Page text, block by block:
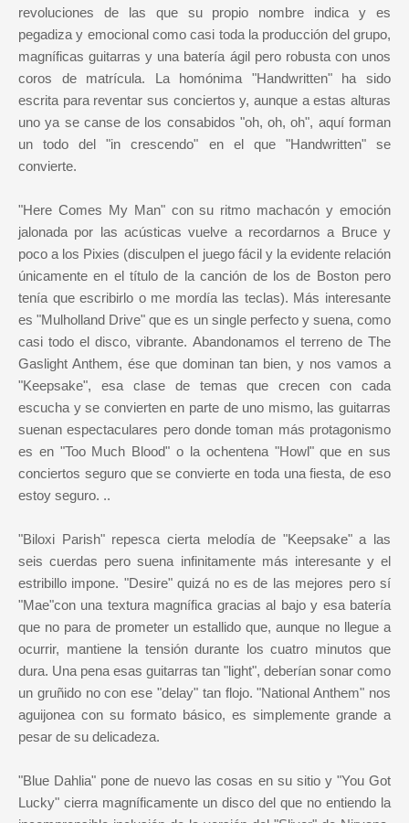
revoluciones de las que su propio nombre indica y es
pegadiza y emocional como casi toda la producción del grupo,
magníficas guitarras y una batería ágil pero robusta con unos
coros de matrícula. La homónima "Handwritten" ha sido
escrita para reventar sus conciertos y, aunque a estas alturas
uno ya se canse de los consabidos "oh, oh, oh", aquí forman
un todo del "in crescendo" en el que "Handwritten" se
convierte.
"Here Comes My Man" con su ritmo machacón y emoción
jalonada por las acústicas vuelve a recordarnos a Bruce y
poco a los Pixies (disculpen el juego fácil y la evidente relación
únicamente en el título de la canción de los de Boston pero
tenía que escribirlo o me mordía las teclas). Más interesante
es "Mulholland Drive" que es un single perfecto y suena, como
casi todo el disco, vibrante. Abandonamos el terreno de The
Gaslight Anthem, ése que dominan tan bien, y nos vamos a
"Keepsake", esa clase de temas que crecen con cada
escucha y se convierten en parte de uno mismo, las guitarras
suenan espectaculares pero donde toman más protagonismo
es en "Too Much Blood" o la ochentena "Howl" que en sus
conciertos seguro que se convierte en toda una fiesta, de eso
estoy seguro. ..
"Biloxi Parish" repesca cierta melodía de "Keepsake" a las
seis cuerdas pero suena infinitamente más interesante y el
estribillo impone. "Desire" quizá no es de las mejores pero sí
"Mae"con una textura magnífica gracias al bajo y esa batería
que no para de prometer un estallido que, aunque no llegue a
ocurrir, mantiene la tensión durante los cuatro minutos que
dura. Una pena esas guitarras tan "light", deberían sonar como
un gruñido no con ese "delay" tan flojo. "National Anthem" nos
aguijonea con su formato básico, es simplemente grande a
pesar de su delicadeza.
"Blue Dahlia" pone de nuevo las cosas en su sitio y "You Got
Lucky" cierra magníficamente un disco del que no entiendo la